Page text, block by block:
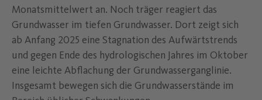
Monatsmittelwert an. Noch träger reagiert das
Grundwasser im tiefen Grundwasser. Dort zeigt sich
ab Anfang 2025 eine Stagnation des Aufwärtstrends
und gegen Ende des hydrologischen Jahres im Oktober
eine leichte Abflachung der Grundwasserganglinie.
Insgesamt bewegen sich die Grundwasserstände im